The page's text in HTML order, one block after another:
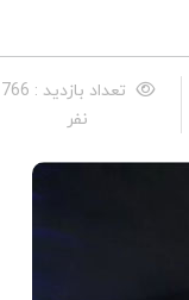
تعداد بازدید : 766
نفر